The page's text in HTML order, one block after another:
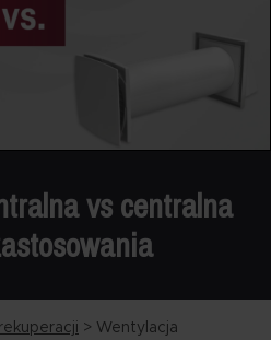
vs centralna
> Wentylacja